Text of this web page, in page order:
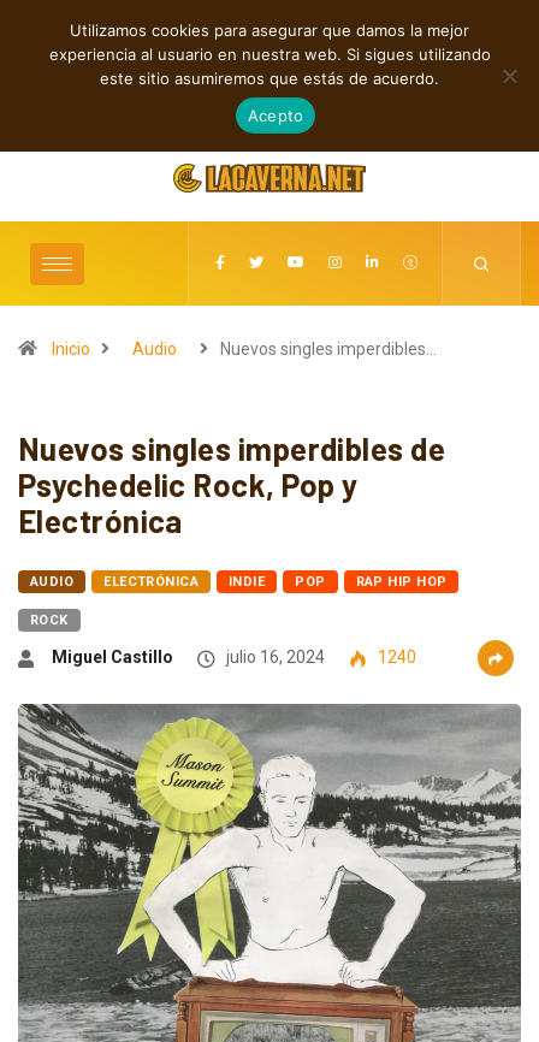
TENDENCIAS
Baldy Crawler cuestiona el odio y la guerra en “Hatred?”
agosto 9, 2026
Inicio Audio Nuevos singles imperdibles…
Nuevos singles imperdibles de
Psychedelic Rock, Pop y
Electrónica
AUDIO ELECTRÓNICA INDIE POP RAP HIP HOP
ROCK
Miguel Castillo julio 16, 2024 1240
Utilizamos cookies para asegurar que damos la mejor
experiencia al usuario en nuestra web. Si sigues utilizando
este sitio asumiremos que estás de acuerdo.
Acepto